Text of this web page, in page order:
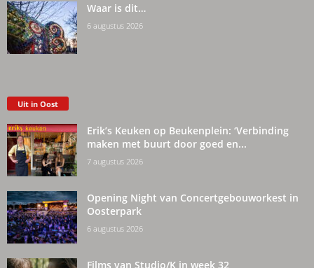
Waar is dit…
6 augustus 2026
Uit in Oost
Erik’s Keuken op Beukenplein: ‘Verbinding
maken met buurt door goed en...
7 augustus 2026
Opening Night van Concertgebouworkest in
Oosterpark
6 augustus 2026
Films van Studio/K in week 32